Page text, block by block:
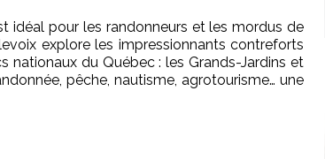
idéal pour les randonneurs et les mordus de
explore les impressionnants contreforts
nationaux du Québec : les Grands-Jardins et
pêche, nautisme, agrotourisme… une